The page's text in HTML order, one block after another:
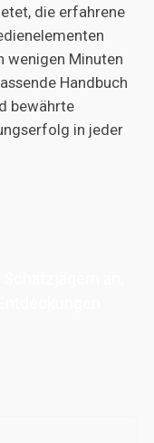
die erfahrene
wenigen Minuten
Handbuch
bewährte
in jeder